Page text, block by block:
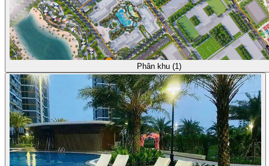
Phân khu (1)